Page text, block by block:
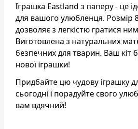
Іграшка Eastland з паперу - це
для вашого улюбленця. Розмір
дозволяє з легкістю гратися
Виготовлена з натуральних
безпечних для тварин. Ваш кіт
нової іграшки!
Придбайте цю чудову іграшку
сьогодні і порадуйте свого
вам вдячний!